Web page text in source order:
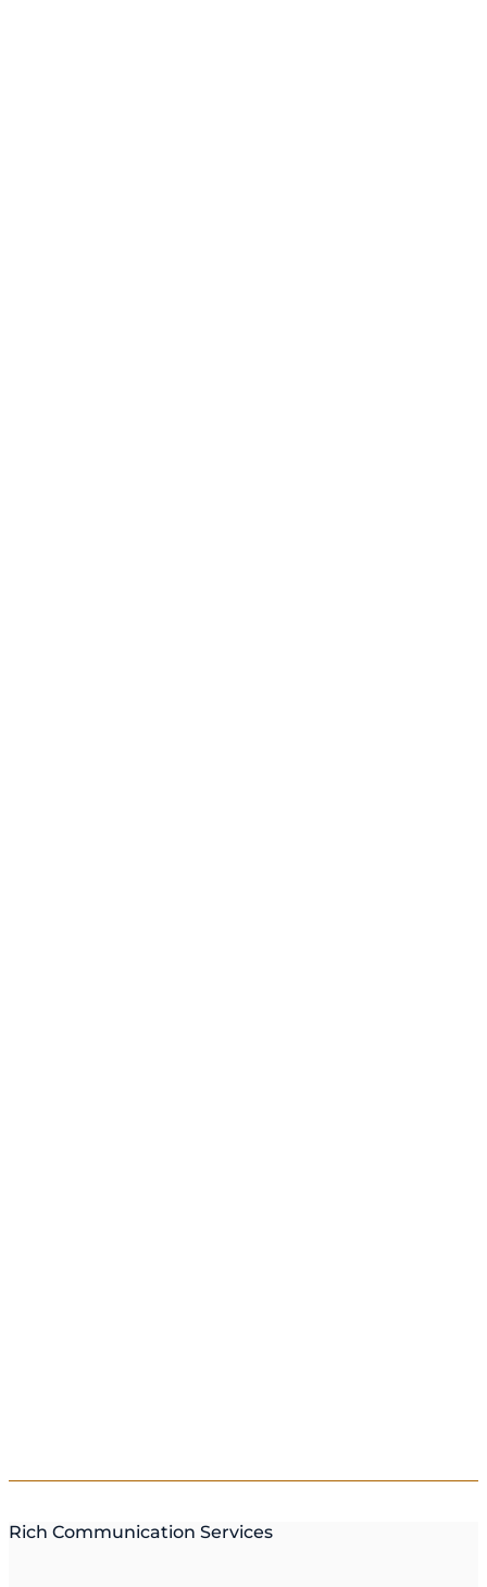
Rich Communication Services